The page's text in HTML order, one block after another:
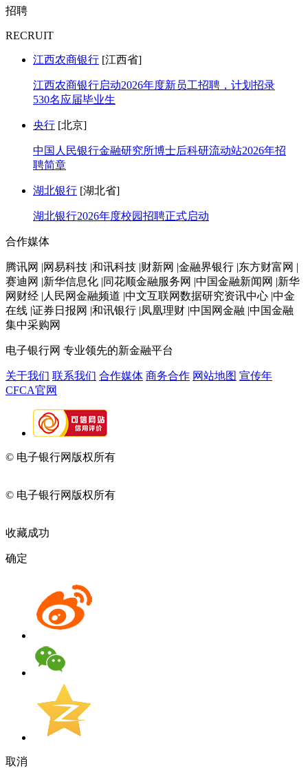
招聘
RECRUIT
江西农商银行 [江西省]
江西农商银行启动2026年度新员工招聘，计划招录
530名应届毕业生
央行 [北京]
中国人民银行金融研究所博士后科研流动站2026年招
聘简章
湖北银行 [湖北省]
湖北银行2026年度校园招聘正式启动
合作媒体
腾讯网 |网易科技 |和讯科技 |财新网 |金融界银行 |东方财富网 |
赛迪网 |新华信息化 |同花顺金融服务网 |中国金融新闻网 |新华
网财经 |人民网金融频道 |中文互联网数据研究资讯中心 |中金
在线 |证券日报网 |和讯银行 |凤凰理财 |中国网金融 |中国金融
集中采购网
电子银行网 专业领先的新金融平台
关于我们 联系我们 合作媒体 商务合作 网站地图 宣传年
CFCA官网
© 电子银行网版权所有
© 电子银行网版权所有
收藏成功
确定
取消